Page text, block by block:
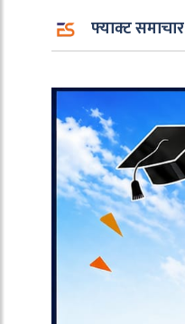
फ्याक्ट समाचार